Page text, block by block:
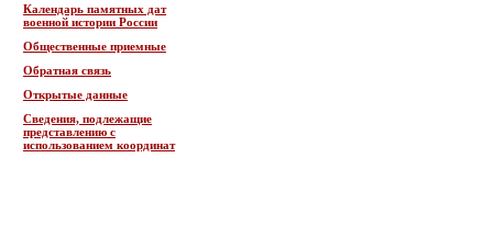
Календарь памятных дат
военной истории России
Общественные приемные
Обратная связь
Открытые данные
Сведения, подлежащие
представлению с
использованием координат